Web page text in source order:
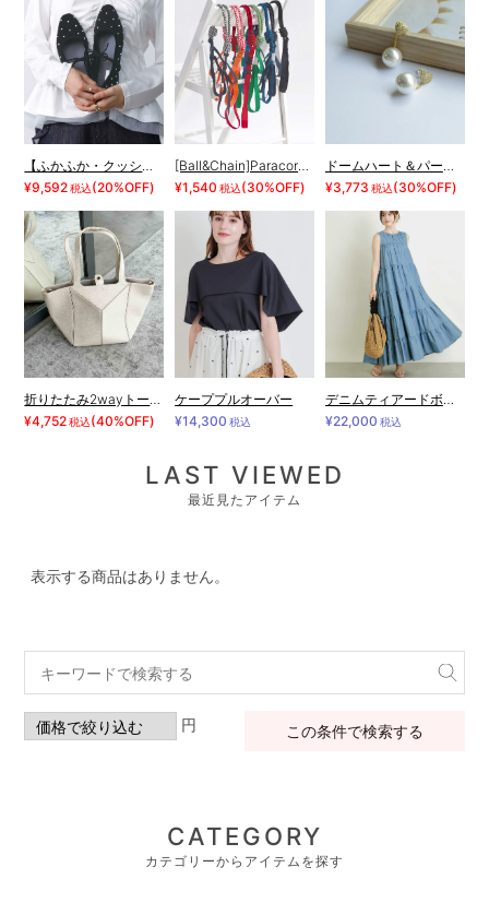
¥9,592税込(20%OFF)
¥1,540 税込(30%OFF)
¥3,773 税込(30%OFF)
¥4,752税込(40%OFF)
ケーププルオーバー
¥14,300 税込
¥22,000 税込
LAST VIEWED
最近見たアイテム
表示する商品はありません。
円 この条件で検索する
CATEGORY
カテゴリーからアイテムを探す